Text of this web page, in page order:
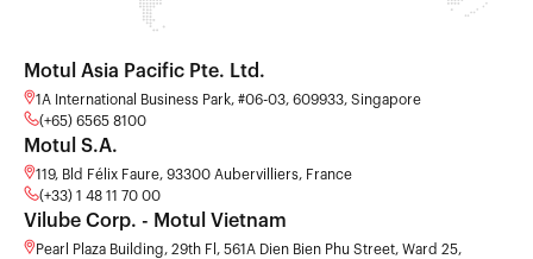
Motul Asia Pacific Pte. Ltd.
1A International Business Park, #06-03, 609933, Singapore
(+65) 6565 8100
Motul S.A.
119, Bld Félix Faure, 93300 Aubervilliers, France
(+33) 1 48 11 70 00
Vilube Corp. - Motul Vietnam
Pearl Plaza Building, 29th Fl, 561A Dien Bien Phu Street, Ward 25,